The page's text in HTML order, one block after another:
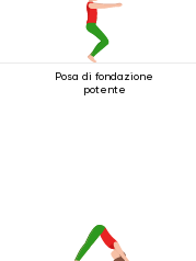
Posa di fondazione
potente